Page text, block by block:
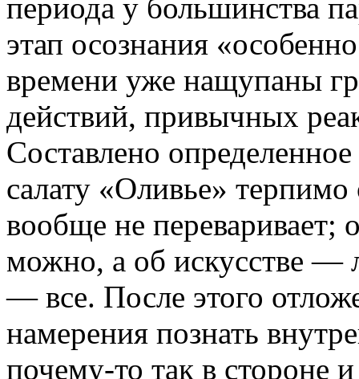
периода у большинства
этап осознания
времени уже нащупаны
действий, привычных
Составлено
салату «Оливье»
вообще не переваривает;
можно, а об искусстве —
— все. После этого
намерения познать
почему-то так в стороне